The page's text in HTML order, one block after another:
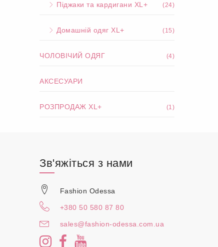
Піджаки та кардигани XL+ (24)
Домашній одяг XL+ (15)
ЧОЛОВІЧИЙ ОДЯГ (4)
АКСЕСУАРИ
РОЗПРОДАЖ XL+ (1)
Зв'яжіться з нами
Fashion Odessa
+380 50 580 87 80
sales@fashion-odessa.com.ua